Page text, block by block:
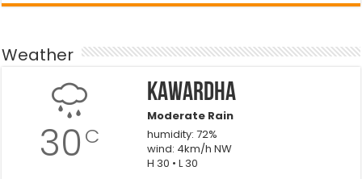
Weather
30 C
Kawardha
Moderate Rain
humidity: 72%
wind: 4km/h NW
H 30 • L 30